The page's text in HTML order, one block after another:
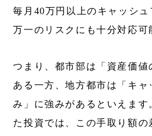
毎月40万円以上のキャッシュ
万一のリスクにも十分対応可
つまり、都市部は「資産価値
ある一方、地方都市は「キャ
み」に強みがあるといえます
た投資では、この手取り額の